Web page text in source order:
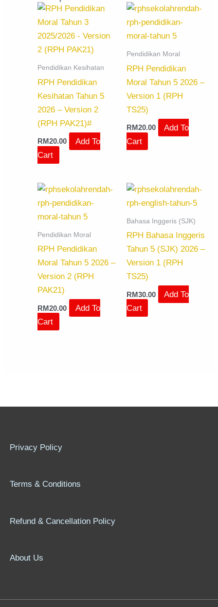
Pendidikan Kesihatan
RPH Pendidikan
Kesihatan Tahun 5
2026 – Version 2
(RPH PAK21)#
RM20.00
Add To
Cart
Pendidikan Moral
RPH Pendidikan
Moral Tahun 5 2026 –
Version 1 (RPH
TS25)
RM20.00
Add To
Cart
Pendidikan Moral
RPH Pendidikan
Moral Tahun 5 2026 –
Version 2 (RPH
PAK21)
RM20.00
Add To
Cart
Bahasa Inggeris (SJK)
RPH Bahasa Inggeris
Tahun 5 (SJK) 2026 –
Version 1 (RPH
TS25)
RM30.00
Add To
Cart
Privacy Policy
Terms & Conditions
Refund & Cancellation Policy
About Us